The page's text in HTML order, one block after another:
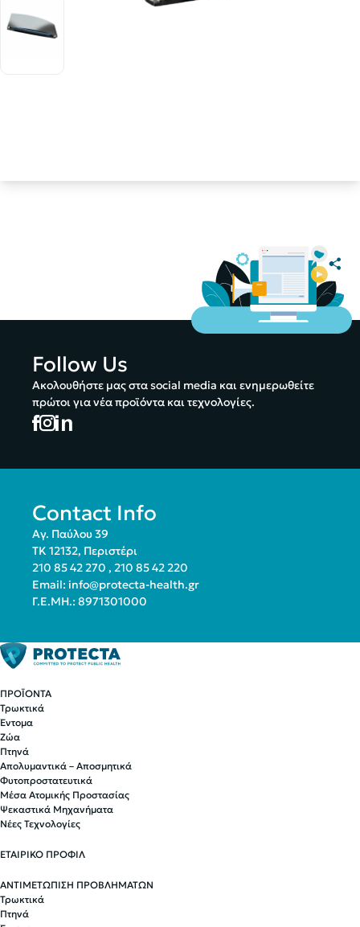
Follow Us
Ακολουθήστε μας στα social media και ενημερωθείτε
πρώτοι για νέα προϊόντα και τεχνολογίες.
Contact Info
Αγ. Παύλου 39
ΤΚ 12132, Περιστέρι
210 85 42 270 , 210 85 42 220
Email: info@protecta-health.gr
Γ.Ε.ΜΗ.: 8971301000
ΠΡΟΪΟΝΤΑ
Τρωκτικά
Έντομα
Ζώα
Πτηνά
Απολυμαντικά – Αποσμητικά
Φυτοπροστατευτικά
Μέσα Ατομικής Προστασίας
Ψεκαστικά Μηχανήματα
Νέες Τεχνολογίες
ΕΤΑΙΡΙΚΟ ΠΡΟΦΙΛ
ΑΝΤΙΜΕΤΩΠΙΣΗ ΠΡΟΒΛΗΜΑΤΩΝ
Τρωκτικά
Πτηνά